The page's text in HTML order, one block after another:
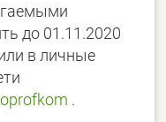
до 01.11.2020
в личные
.